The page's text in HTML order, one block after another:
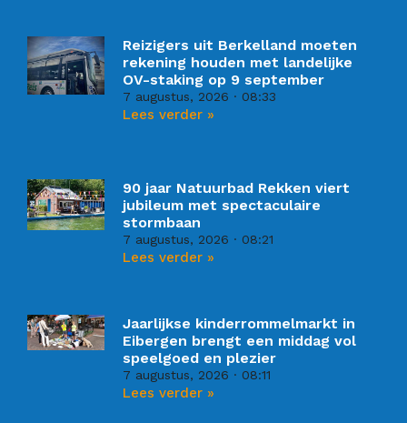
Reizigers uit Berkelland moeten
rekening houden met landelijke
OV-staking op 9 september
7 augustus, 2026 08:33
Lees verder »
90 jaar Natuurbad Rekken viert
jubileum met spectaculaire
stormbaan
7 augustus, 2026 08:21
Lees verder »
Jaarlijkse kinderrommelmarkt in
Eibergen brengt een middag vol
speelgoed en plezier
7 augustus, 2026 08:11
Lees verder »